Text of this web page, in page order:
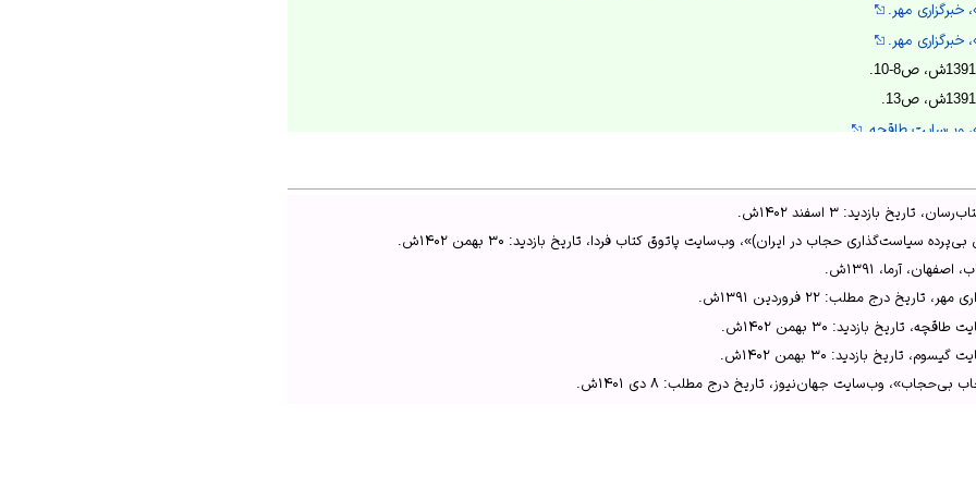
مهر.
مهر.
وب‌سایت طاقچه.
بازدید: ۳ اسفند ۱۴۰۲ش.
حجاب در ایران)»، وب‌سایت پاتوق کتاب فردا، تاریخ بازدید: ۳۰ بهمن ۱۴۰۲ش.
آرما، ۱۳۹۱ش.
درج مطلب: ۲۲ فروردین ۱۳۹۱ش.
بازدید: ۳۰ بهمن ۱۴۰۲ش.
بازدید: ۳۰ بهمن ۱۴۰۲ش.
وب‌سایت جهان‌نیوز، تاریخ درج مطلب: ۸ دی ۱۴۰۱ش.